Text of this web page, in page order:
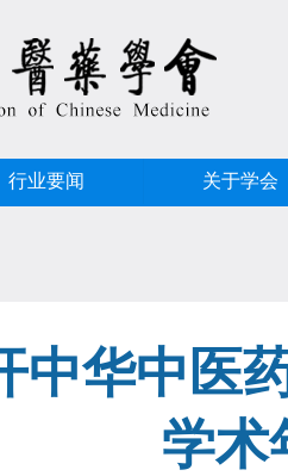
行业要闻 关于学会
中华中医
学术